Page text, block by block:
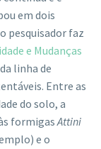
em dois
pesquisador faz
e Mudanças
linha de
Entre as
do solo, a
formigasAttini
e o